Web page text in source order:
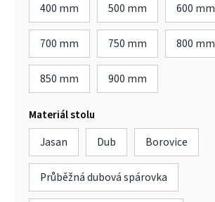
400 mm
500 mm 600 mm
700 mm 750 mm 800 mm
850 mm 900 mm
Materiál stolu
Jasan
Dub Borovice
Průběžná dubová spárovka